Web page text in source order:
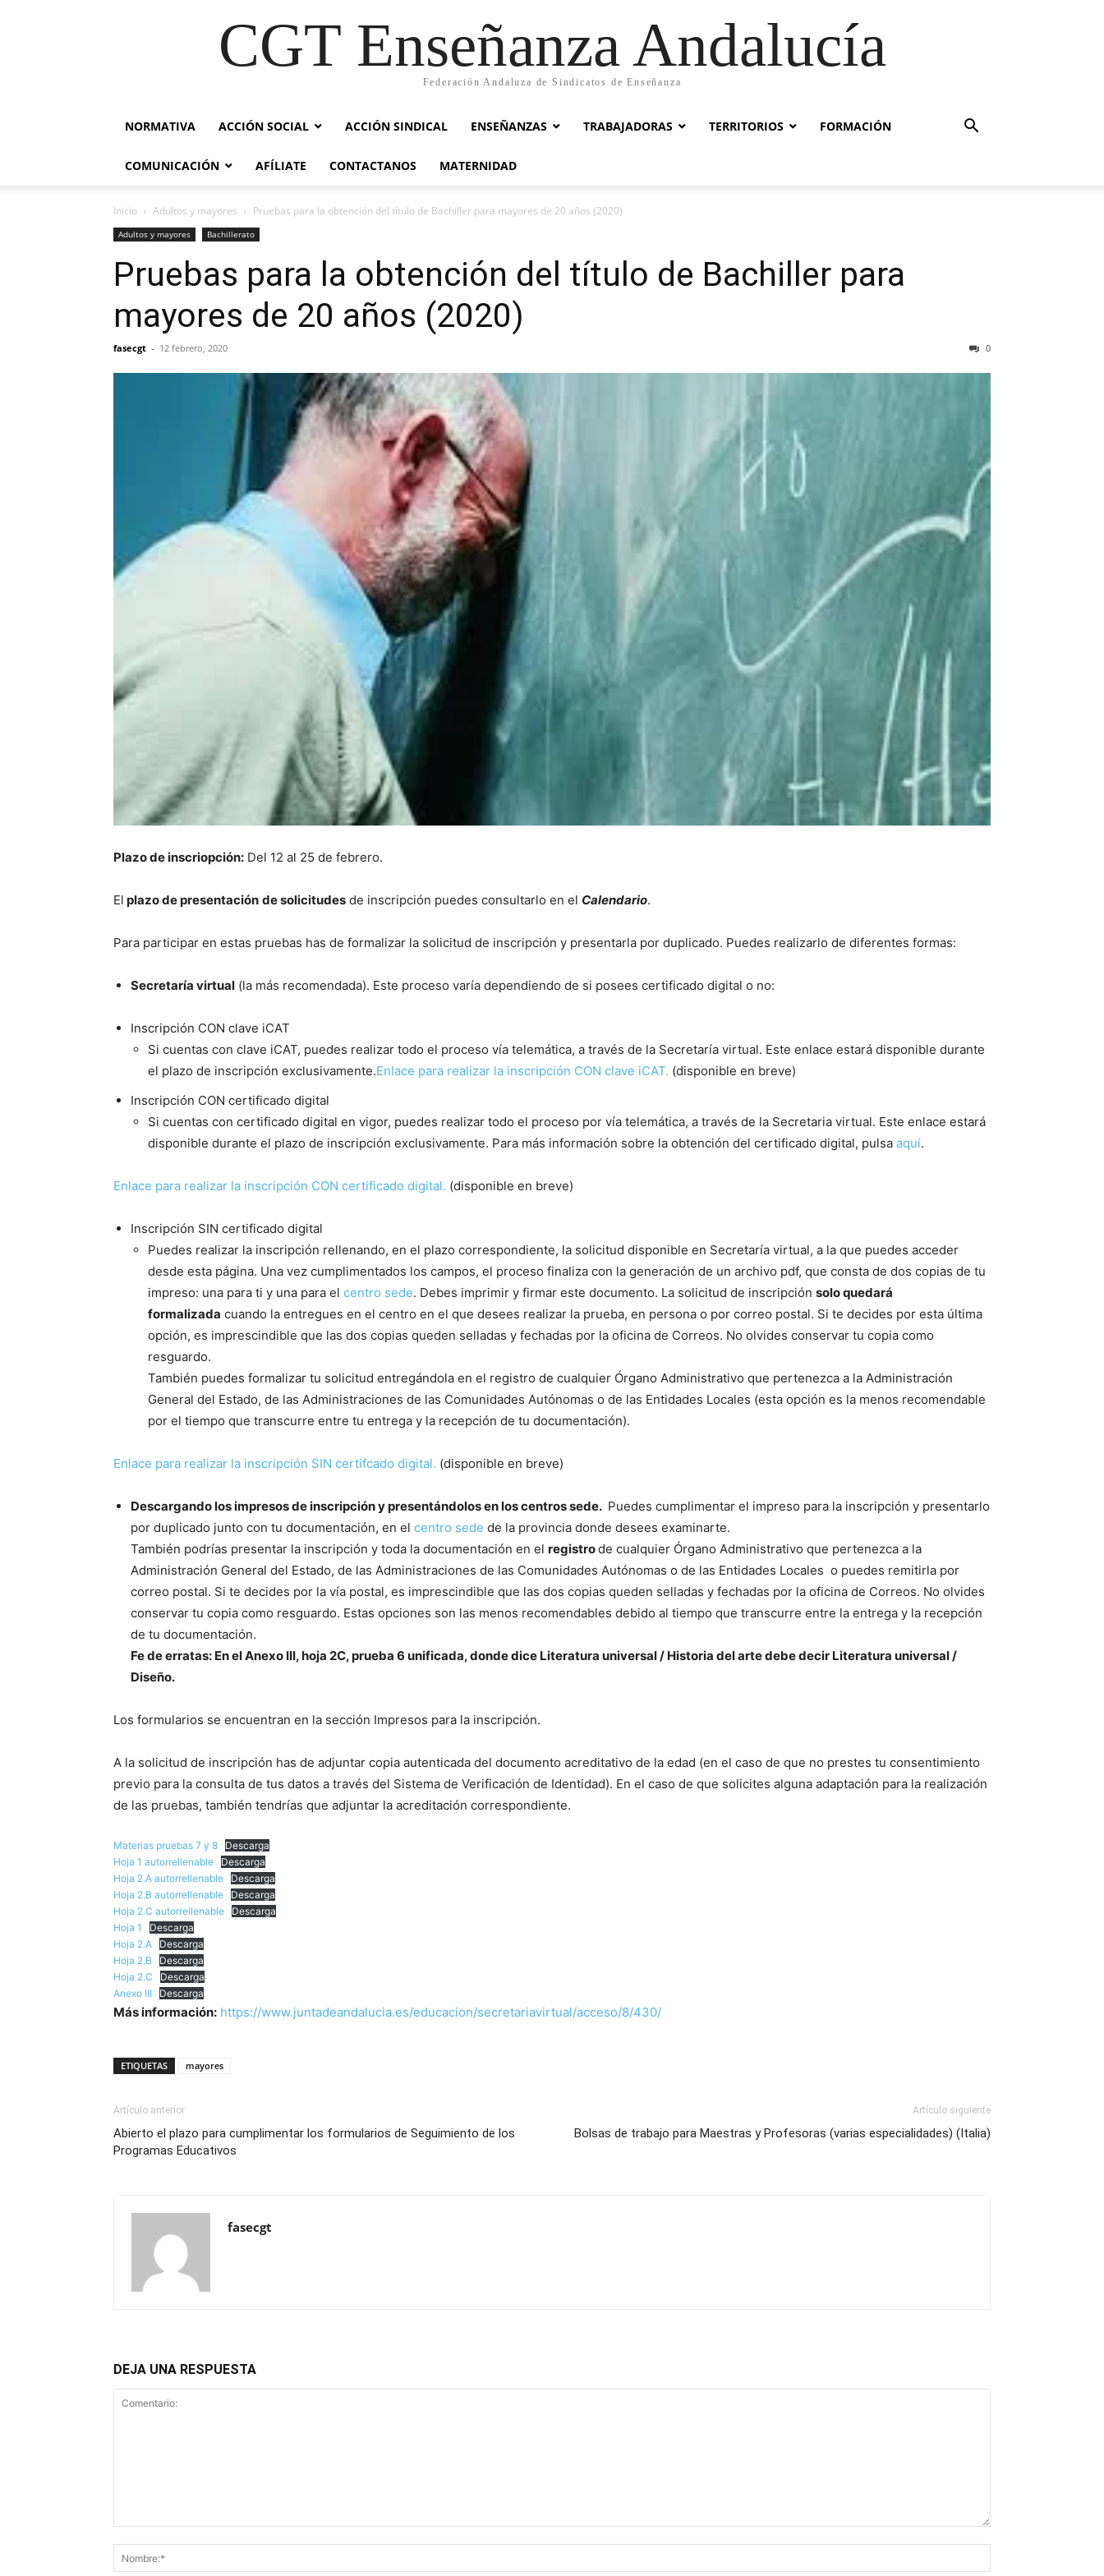
CGT Enseñanza Andalucía
Federación Andaluza de Sindicatos de Enseñanza
NORMATIVA ACCIÓN SOCIAL ACCIÓN SINDICAL ENSEÑANZAS TRABAJADORAS TERRITORIOS FORMACIÓN
COMUNICACIÓN AFÍLIATE CONTACTANOS MATERNIDAD
Inicio Adultos y mayores Pruebas para la obtención del título de Bachiller para mayores de 20 años (2020)
Adultos y mayores Bachillerato
Pruebas para la obtención del título de Bachiller para
mayores de 20 años (2020)
fasecgt - 12 febrero, 2020 0
Plazo de inscriopción: Del 12 al 25 de febrero.
El plazo de presentación de solicitudes de inscripción puedes consultarlo en el Calendario.
Para participar en estas pruebas has de formalizar la solicitud de inscripción y presentarla por duplicado. Puedes realizarlo de diferentes formas:
Secretaría virtual (la más recomendada). Este proceso varía dependiendo de si posees certificado digital o no:
Inscripción CON clave iCAT
Si cuentas con clave iCAT, puedes realizar todo el proceso vía telemática, a través de la Secretaría virtual. Este enlace estará disponible durante
el plazo de inscripción exclusivamente.Enlace para realizar la inscripción CON clave iCAT. (disponible en breve)
Inscripción CON certificado digital
Si cuentas con certificado digital en vigor, puedes realizar todo el proceso por vía telemática, a través de la Secretaria virtual. Este enlace estará
disponible durante el plazo de inscripción exclusivamente. Para más información sobre la obtención del certificado digital, pulsa aquí.
Enlace para realizar la inscripción CON certificado digital. (disponible en breve)
Inscripción SIN certificado digital
Puedes realizar la inscripción rellenando, en el plazo correspondiente, la solicitud disponible en Secretaría virtual, a la que puedes acceder
desde esta página. Una vez cumplimentados los campos, el proceso finaliza con la generación de un archivo pdf, que consta de dos copias de tu
impreso: una para ti y una para el centro sede. Debes imprimir y firmar este documento. La solicitud de inscripción solo quedará
formalizada cuando la entregues en el centro en el que desees realizar la prueba, en persona o por correo postal. Si te decides por esta última
opción, es imprescindible que las dos copias queden selladas y fechadas por la oficina de Correos. No olvides conservar tu copia como
resguardo.
También puedes formalizar tu solicitud entregándola en el registro de cualquier Órgano Administrativo que pertenezca a la Administración
General del Estado, de las Administraciones de las Comunidades Autónomas o de las Entidades Locales (esta opción es la menos recomendable
por el tiempo que transcurre entre tu entrega y la recepción de tu documentación).
Enlace para realizar la inscripción SIN certifcado digital. (disponible en breve)
Descargando los impresos de inscripción y presentándolos en los centros sede. Puedes cumplimentar el impreso para la inscripción y presentarlo
por duplicado junto con tu documentación, en el centro sede de la provincia donde desees examinarte.
También podrías presentar la inscripción y toda la documentación en el registrode cualquier Órgano Administrativo que pertenezca a la
Administración General del Estado, de las Administraciones de las Comunidades Autónomas o de las Entidades Locales o puedes remitirla por
correo postal. Si te decides por la vía postal, es imprescindible que las dos copias queden selladas y fechadas por la oficina de Correos. No olvides
conservar tu copia como resguardo. Estas opciones son las menos recomendables debido al tiempo que transcurre entre la entrega y la recepción
de tu documentación.
Fe de erratas: En el Anexo III, hoja 2C, prueba 6 unificada, donde dice Literatura universal / Historia del arte debe decir Literatura universal /
Diseño.
Los formularios se encuentran en la sección Impresos para la inscripción.
A la solicitud de inscripción has de adjuntar copia autenticada del documento acreditativo de la edad (en el caso de que no prestes tu consentimiento
previo para la consulta de tus datos a través del Sistema de Verificación de Identidad). En el caso de que solicites alguna adaptación para la realización
de las pruebas, también tendrías que adjuntar la acreditación correspondiente.
Materias pruebas 7 y 8
Descarga
Hoja 1 autorrellenable
Descarga
Hoja 2.A autorrellenable
Descarga
Hoja 2.B autorrellenable
Descarga
Hoja 2.C autorrellenable
Descarga
Hoja 1
Descarga
Hoja 2.A
Descarga
Hoja 2.B
Descarga
Hoja 2.C
Descarga
Anexo III
Descarga
Más información: https://www.juntadeandalucia.es/educacion/secretariavirtual/acceso/8/430/
ETIQUETAS mayores
Artículo anterior
Abierto el plazo para cumplimentar los formularios de Seguimiento de los
Programas Educativos
Artículo siguiente
Bolsas de trabajo para Maestras y Profesoras (varias especialidades) (Italia)
fasecgt
DEJA UNA RESPUESTA